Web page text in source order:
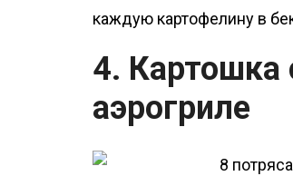
каждую картофелину в
4. Картошка
аэрогриле